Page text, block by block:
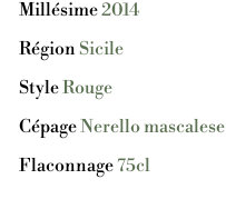
Millésime2014
RégionSicile
StyleRouge
CépageNerello mascalese
Flaconnage75cl